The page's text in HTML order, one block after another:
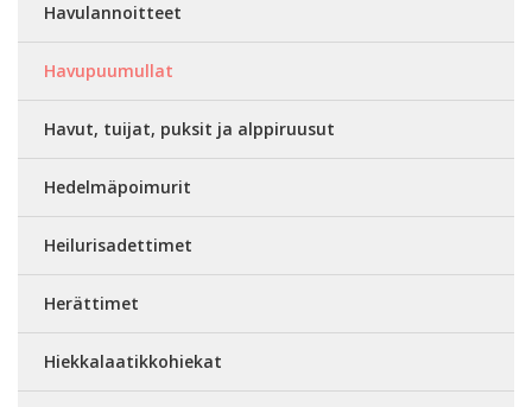
Havulannoitteet
Havupuumullat
Havut, tuijat, puksit ja alppiruusut
Hedelmäpoimurit
Heilurisadettimet
Herättimet
Hiekkalaatikkohiekat